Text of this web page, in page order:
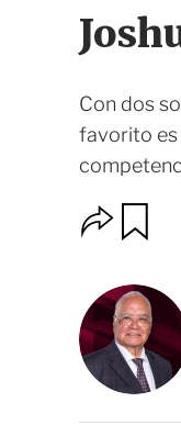
Con dos
favorito es
O
p
o
n
e
s
d
e
c
d